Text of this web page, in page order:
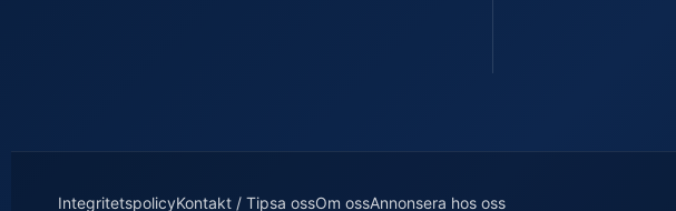
IntegritetspolicyKontakt / Tipsa ossOm ossAnnonsera hos oss